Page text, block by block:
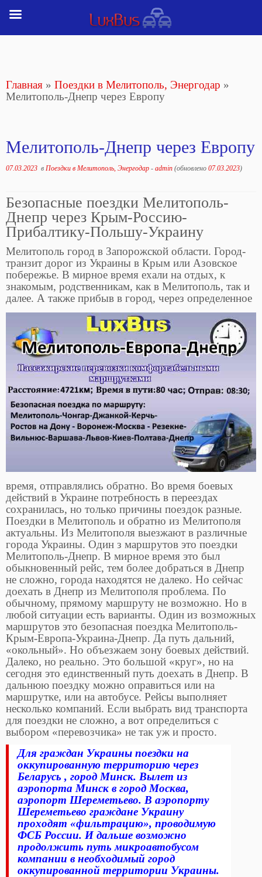
Главная » Поездки в Мелитополь, Энергодар »
Мелитополь-Днепр через Европу
Мелитополь-Днепр через Европу
07.03.2023 в Поездки в Мелитополь, Энергодар - admin (обновлено 07.03.2023)
Безопасные поездки Мелитополь-
Днепр через Крым-Россию-
Прибалтику-Польшу-Украину
Мелитополь город в Запорожской области. Город-
транзит дорог из Украины в Крым или Азовское
побережье. В мирное время ехали на отдых, к
знакомым, родственникам, как в Мелитополь, так и
далее. А также прибыв в город, через определенное
время, отправлялись обратно. Во время боевых
действий в Украине потребность в переездах
сохранилась, но только причины поездок разные.
Поездки в Мелитополь и обратно из Мелитополя
актуальны. Из Мелитополя выезжают в различные
города Украины. Один з маршрутов это поездки
Мелитополь-Днепр. В мирное время это был
обыкновенный рейс, тем более добраться в Днепр
не сложно, города находятся не далеко. Но сейчас
доехать в Днепр из Мелитополя проблема. По
обычному, прямому маршруту не возможно. Но в
любой ситуации есть варианты. Один из возможных
маршрутов это безопасная поездка Мелитополь-
Крым-Европа-Украина-Днепр. Да путь дальний,
«окольный». Но объезжаем зону боевых действий.
Далеко, но реально. Это большой «круг», но на
сегодня это единственный путь доехать в Днепр. В
дальнюю поездку можно оправиться или на
маршрутке, или на автобусе. Рейсы выполняет
несколько компаний. Если выбрать вид транспорта
для поездки не сложно, а вот определиться с
выбором «перевозчика» не так уж и просто.
Для граждан Украины поездки на
оккупированную территорию через
Беларусь , город Минск. Вылет из
аэропорта Минск в город Москва,
аэропорт Шереметьево. В аэропорту
Шереметьево граждане Украину
проходят «фильтрацию», проводимую
ФСБ России. И дальше возможно
продолжить путь микроавтобусом
компании в необходимый город
оккупированной территории Украины.